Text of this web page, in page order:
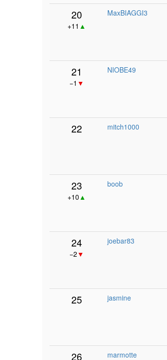
20
+11 ▲
MaxBIAGGI3
21
−1 ▼
NIOBE49
22 mitch1000
23
+10 ▲
boob
24
−2 ▼
joebar83
25 jasmine
26 marmotte